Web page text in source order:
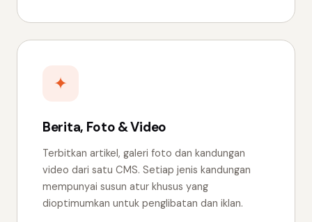
✦
Berita, Foto & Video
Terbitkan artikel, galeri foto dan kandungan
video dari satu CMS. Setiap jenis kandungan
mempunyai susun atur khusus yang
dioptimumkan untuk penglibatan dan iklan.